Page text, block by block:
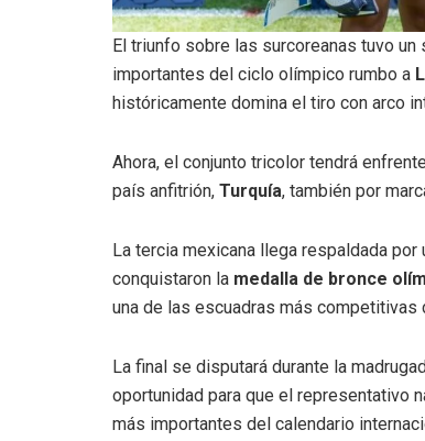
El triunfo sobre las surcoreanas tuvo
importantes del ciclo olímpico rumbo a
históricamente domina el tiro con arco
Ahora, el conjunto tricolor tendrá
país anfitrión, Turquía, también por
La tercia mexicana llega respaldada
conquistaron la medalla de bronce
una de las escuadras más competitivas
La final se disputará durante la
oportunidad para que el representativo
más importantes del calendario